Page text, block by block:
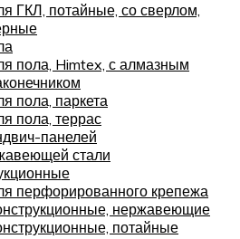
ГКЛ, потайные, со сверлом,
пола, Himtex, с алмазным
пола, паркета
пола, террас
панелей
стали
перфорированного крепежа
нержавеющие
потайные